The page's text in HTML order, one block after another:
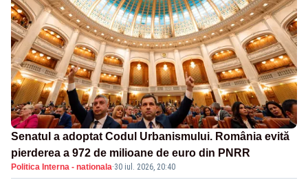
Senatul a adoptat Codul Urbanismului. România evită
pierderea a 972 de milioane de euro din PNRR
Politica Interna - nationala·30 iul. 2026, 20:40